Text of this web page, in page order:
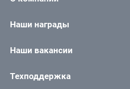
Наши награды
Наши вакансии
Техподдержка